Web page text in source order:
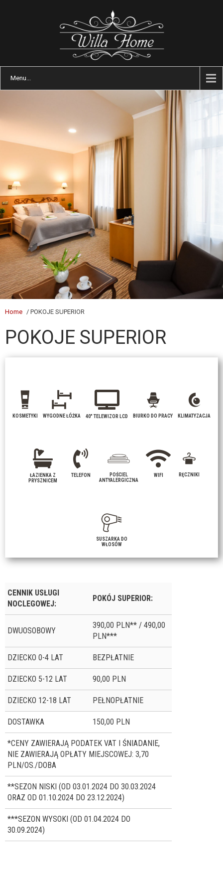
Menu...
Home / POKOJE SUPERIOR
POKOJE SUPERIOR
KOSMETYKI WYGODNE ŁÓŻKA 40" TELEWIZOR LCD BIURKO DO PRACY KLIMATYZACJA
ŁAZIENKA Z
PRYSZNICEM
TELEFON
POŚCIEL
ANTYALERGICZNA
WIFI RĘCZNIKI
SUSZARKA DO
WŁOSÓW
CENNIK USŁUGI
NOCLEGOWEJ:
POKÓJ SUPERIOR:
DWUOSOBOWY
390,00 PLN** / 490,00
PLN***
DZIECKO 0-4 LAT BEZPŁATNIE
DZIECKO 5-12 LAT 90,00 PLN
DZIECKO 12-18 LAT PEŁNOPŁATNIE
DOSTAWKA 150,00 PLN
*CENY ZAWIERAJĄ PODATEK VAT I ŚNIADANIE,
NIE ZAWIERAJĄ OPŁATY MIEJSCOWEJ: 3,70
PLN/OS./DOBA
**SEZON NISKI (OD 03.01.2024 DO 30.03.2024
ORAZ OD 01.10.2024 DO 23.12.2024)
***SEZON WYSOKI (OD 01.04.2024 DO
30.09.2024)